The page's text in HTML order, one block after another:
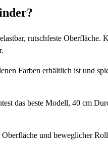
rutschfeste Oberfläche.
Farben erhältlich ist und
das beste Modell, 40 cm
und beweglicher